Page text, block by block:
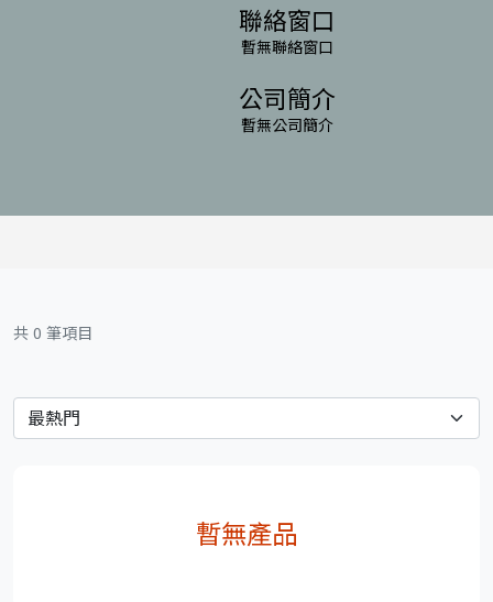
聯絡窗口
暫無聯絡窗口
公司簡介
暫無公司簡介
共 0 筆項目
暫無產品